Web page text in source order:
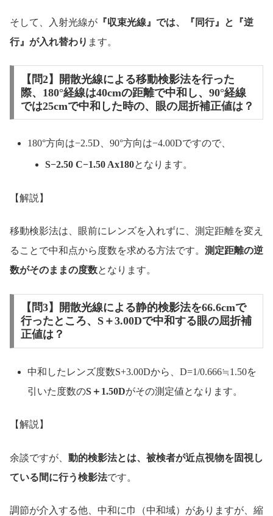
そして、入射光線が 『収束光線』では、『同行』と『逆
行』が入れ替わり ます。
【問2】開散光線による移動検影法を行った
際、180°経線は40cmの距離で中和し、90°経線
では25cmで中和した時の、眼の屈折補正値は？
180°方向は−2.5D、90°方向は−4.00Dですので、
S−2.50 C−1.50 Ax180となります。
【解説】
移動検影法は、眼前にレンズを入れずに、測定距離を変え
ることで中和点から度数を求める方法です。 測定距離の逆
数がそのままの度数となります。
【問3】開散光線による静的検影法を66.6cmで
行ったところ、S＋3.00Dで中和する眼の屈折補
正値は？
中和したレンズ度数S+3.00Dから、D=1/0.666≒1.50を
引いた度数のS＋1.50Dがその測定値となります。
【解説】
余談ですが、 動的検影法とは、被検者が近点視物を固視し
ている間に行う検影法です。
調節が介入する他、中和に巾（中和域）がありますが、縮